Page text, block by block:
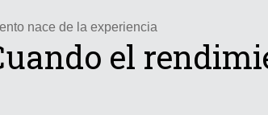
nace de la experiencia
el